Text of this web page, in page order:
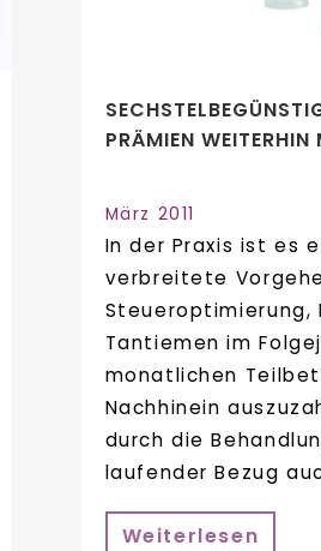
PRÄMIEN
März 2011
In der Praxis ist es
verbreitete
Steueroptimierung,
Tantiemen im
monatlichen
Nachhinein
durch die
laufender Bezug
Weiterlesen